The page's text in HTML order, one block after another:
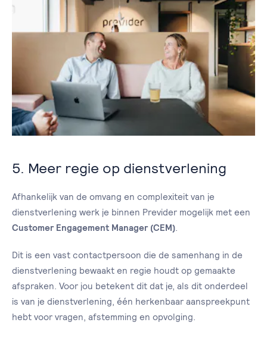
5. Meer regie op dienstverlening
Afhankelijk van de omvang en complexiteit van je
dienstverlening werk je binnen Previder mogelijk met een
Customer Engagement Manager (CEM).
Dit is een vast contactpersoon die de samenhang in de
dienstverlening bewaakt en regie houdt op gemaakte
afspraken. Voor jou betekent dit dat je, als dit onderdeel
is van je dienstverlening, één herkenbaar aanspreekpunt
hebt voor vragen, afstemming en opvolging.